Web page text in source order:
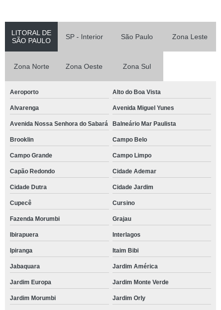
LITORAL DE
SÃO PAULO
SP - Interior São Paulo Zona Leste
Zona Norte Zona Oeste Zona Sul
Aeroporto Alto do Boa Vista
Alvarenga Avenida Miguel Yunes
Avenida Nossa Senhora do Sabará Balneário Mar Paulista
Brooklin Campo Belo
Campo Grande Campo Limpo
Capão Redondo Cidade Ademar
Cidade Dutra Cidade Jardim
Cupecê Cursino
Fazenda Morumbi Grajau
Ibirapuera Interlagos
Ipiranga Itaim Bibi
Jabaquara Jardim América
Jardim Europa Jardim Monte Verde
Jardim Morumbi Jardim Orly